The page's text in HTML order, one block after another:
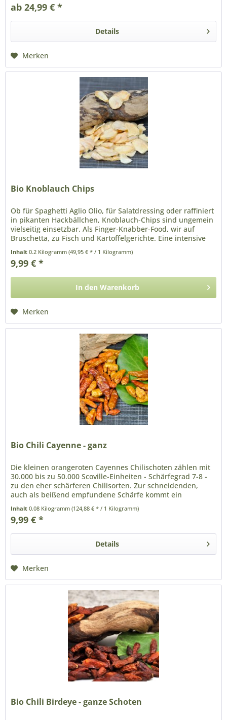
ab 24,99 € *
Details
Merken
Bio Knoblauch Chips
Ob für Spaghetti Aglio Olio, für Salatdressing oder raffiniert
in pikanten Hackbällchen, Knoblauch-Chips sind ungemein
vielseitig einsetzbar. Als Finger-Knabber-Food, wir auf
Bruschetta, zu Fisch und Kartoffelgerichte. Eine intensive
Inhalt0.2 Kilogramm(49,95 € * / 1 Kilogramm)
9,99 € *
In den Warenkorb
Merken
Bio Chili Cayenne - ganz
Die kleinen orangeroten Cayennes Chilischoten zählen mit
30.000 bis zu 50.000 Scoville-Einheiten - Schärfegrad 7-8 -
zu den eher schärferen Chilisorten. Zur schneidenden,
auch als beißend empfundene Schärfe kommt ein
angenehmes, den...
Inhalt0.08 Kilogramm(124,88 € * / 1 Kilogramm)
9,99 € *
Details
Merken
Bio Chili Birdeye - ganze Schoten